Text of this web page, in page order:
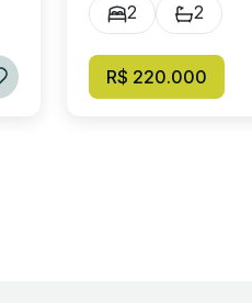
2 2
R$ 220.000